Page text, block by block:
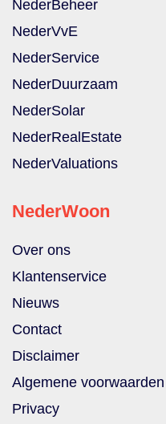
NederBeheer
NederVvE
NederService
NederDuurzaam
NederSolar
NederRealEstate
NederValuations
NederWoon
Over ons
Klantenservice
Nieuws
Contact
Disclaimer
Algemene voorwaarden
Privacy